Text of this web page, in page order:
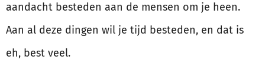
aandacht besteden aan de mensen om je heen.
Aan al deze dingen wil je tijd besteden, en dat is
eh, best veel.